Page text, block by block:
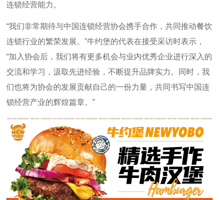
连锁经营能力。
“我们非常期待与中国连锁经营协会携手合作，共同推动餐饮
连锁行业的繁荣发展。”牛约堡的代表在接受采访时表示，
“加入协会后，我们将有更多机会与业内优秀企业进行深入的
交流和学习，汲取先进经验，不断提升品牌实力。同时，我
们也将为协会的发展贡献自己的一份力量，共同书写中国连
锁经营产业的辉煌篇章。”